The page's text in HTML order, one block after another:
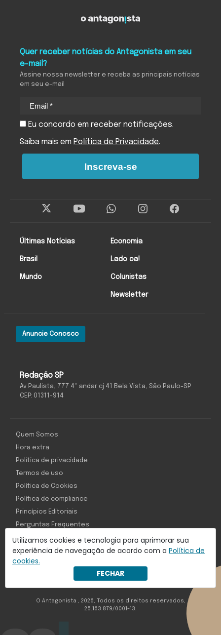
Utilizamos cookies e tecnologia para aprimorar sua
experiência de navegação de acordo com a Política de
cookies.
FECHAR
Redação SP
Av Paulista, 777 4º andar cj 41 Bela Vista, São Paulo-SP
CEP: 01311-914
Anuncie Conosco
Últimas Notícias
Brasil
Mundo
Economia
Lado oa!
Colunistas
Newsletter
Quer receber notícias do Antagonista em seu
e-mail?
Assine nossa newsletter e receba as principais notícias
em seu e-mail
Eu concordo em receber notificações.
Saiba mais em Política de Privacidade.
Inscreva-se
Com inteligência e tecnologia:
Object1ve - Marketing Solution
Quem Somos
Hora extra
Política de privacidade
Termos de uso
Política de Cookies
Política de compliance
Princípios Editoriais
Perguntas Frequentes
O Antagonista , 2026, Todos os direitos reservados,
25.163.879/0001-13.